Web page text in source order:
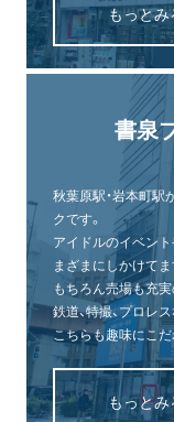
もっとみ
書泉
秋葉原駅・岩本町
クです。
アイドルのイベン
まざまにしかけてま
もちろん売場も充
鉄道、特撮、プロレ
こちらも趣味にこだ
もっとみ